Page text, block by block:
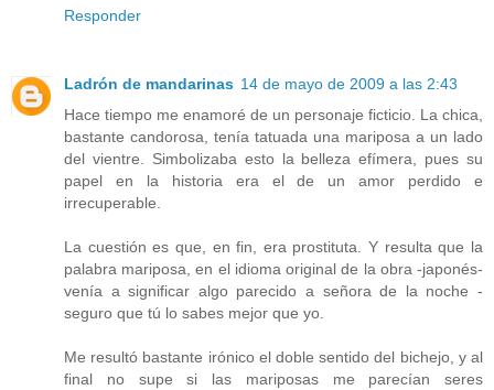
Responder
Ladrón de mandarinas 14 de mayo de 2009 a las 2:43
Hace tiempo me enamoré de un personaje ficticio. La chica,
bastante candorosa, tenía tatuada una mariposa a un lado
del vientre. Simbolizaba esto la belleza efímera, pues su
papel en la historia era el de un amor perdido e
irrecuperable.
La cuestión es que, en fin, era prostituta. Y resulta que la
palabra mariposa, en el idioma original de la obra -japonés-
venía a significar algo parecido a señora de la noche -
seguro que tú lo sabes mejor que yo.
Me resultó bastante irónico el doble sentido del bichejo, y al
final no supe si las mariposas me parecían seres